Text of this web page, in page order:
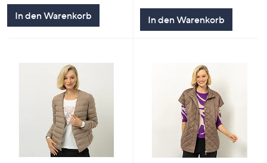
In den Warenkorb In den Warenkorb